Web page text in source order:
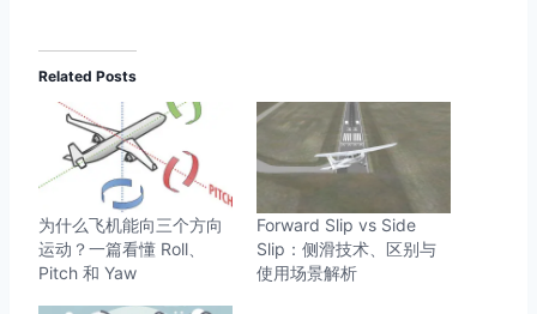
Related Posts
为什么飞机能向三个方向
运动？一篇看懂 Roll、
Pitch 和 Yaw
Forward Slip vs Side
Slip：侧滑技术、区别与
使用场景解析